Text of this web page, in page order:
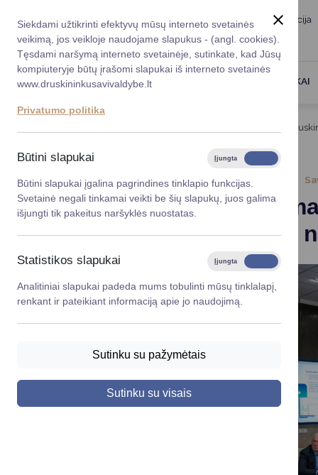
Siekdami užtikrinti efektyvų mūsų interneto svetainės
veikimą, jos veikloje naudojame slapukus - (angl. cookies).
Tęsdami naršymą interneto svetainėje, sutinkate, kad Jūsų
kompiuteryje būtų įrašomi slapukai iš interneto svetainės
www.druskininkusavivaldybe.lt
Privatumo politika
Būtini slapukai Įjungta
Būtini slapukai įgalina pagrindines tinklapio funkcijas.
Svetainė negali tinkamai veikti be šių slapukų, juos galima
išjungti tik pakeitus naršyklės nuostatas.
Statistikos slapukai Įjungta
Analitiniai slapukai padeda mums tobulinti mūsų tinklalapį,
renkant ir pateikiant informaciją apie jo naudojimą.
Sutinku su pažymėtais
Sutinku su visais
Taryba Meras
Registruokitės
Vicemerai
Mero patarėja
Administracija
Savivaldybės
Planavimo
Korupcijos
Viešieji
Lygios
Savivaldybės
Finansų
Organizacinė
Karjera DUK
DRUSKININKAI
Papildoma elektros linija
2026-01-15
pagaliau